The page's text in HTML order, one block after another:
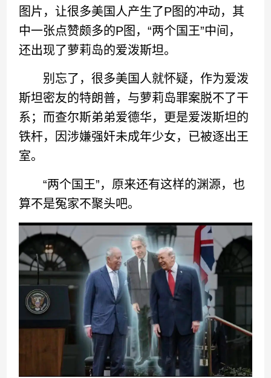
图片，让很多美国人产生了P图的冲动，其
中一张点赞颇多的P图，“两个国王”中间，
还出现了萝莉岛的爱泼斯坦。
别忘了，很多美国人就怀疑，作为爱泼
斯坦密友的特朗普，与萝莉岛罪案脱不了干
系；而查尔斯弟弟爱德华，更是爱泼斯坦的
铁杆，因涉嫌强奸未成年少女，已被逐出王
室。
“两个国王”，原来还有这样的渊源，也
算不是冤家不聚头吧。